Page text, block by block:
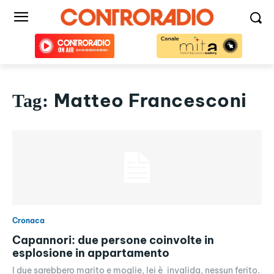
Tag: Matteo Francesconi
Cronaca
Capannori: due persone coinvolte in
esplosione in appartamento
I due sarebbero marito e moglie, lei è invalida, nessun ferito.